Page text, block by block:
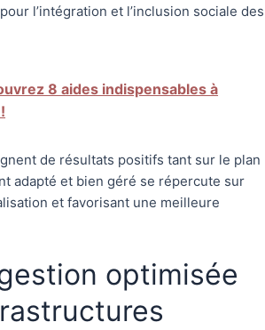
l’intégration et l’inclusion sociale des
8 aides indispensables à
de résultats positifs tant sur le plan
adapté et bien géré se répercute sur
et favorisant une meilleure
optimisée